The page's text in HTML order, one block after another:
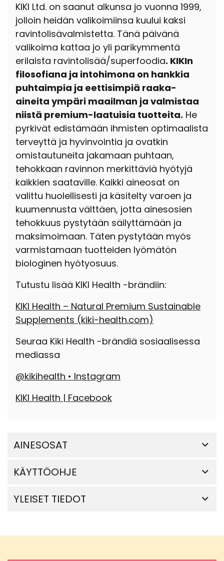
KIKI Ltd. on saanut alkunsa jo vuonna 1999,
jolloin heidän valikoimiinsa kuului kaksi
ravintolisävalmistetta. Tänä päivänä
valikoima kattaa jo yli parikymmentä
erilaista ravintolisää/superfoodia. KIKIn
filosofiana ja intohimona on hankkia
puhtaimpia ja eettisimpiä raaka-
aineita ympäri maailman ja valmistaa
niistä premium-laatuisia tuotteita. He
pyrkivät edistämään ihmisten optimaalista
terveyttä ja hyvinvointia ja ovatkin
omistautuneita jakamaan puhtaan,
tehokkaan ravinnon merkittäviä hyötyjä
kaikkien saataville. Kaikki aineosat on
valittu huolellisesti ja käsitelty varoen ja
kuumennusta välttäen, jotta ainesosien
tehokkuus pystytään säilyttämään ja
maksimoimaan. Täten pystytään myös
varmistamaan tuotteiden lyömätön
biologinen hyötyosuus.
Tutustu lisää KIKI Health -brändiin:
KIKI Health – Natural Premium Sustainable
Supplements (kiki-health.com)
Seuraa Kiki Health -brändiä sosiaalisessa
mediassa
@kikihealth • Instagram
KIKI Health | Facebook
AINESOSAT
KÄYTTÖOHJE
YLEISET TIEDOT